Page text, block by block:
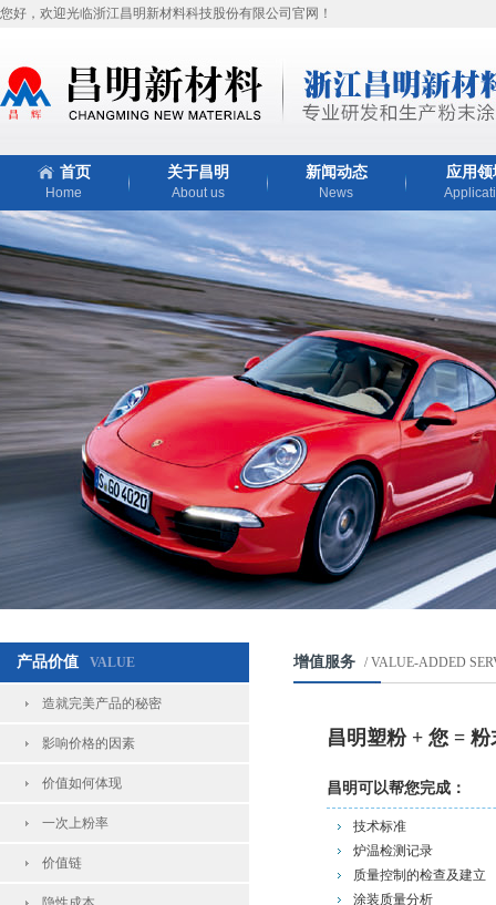
您好，欢迎光临浙江昌明新材料科技股份有限公司官网！
首页
Home
关于昌明
About us
新闻动态
News
应用领
产品价值 VALUE
造就完美产品的秘密
影响价格的因素
价值如何体现
一次上粉率
价值链
增值服务 / VALUE-ADDED
昌明塑粉 + 您 =
昌明可以帮您完成：
技术标准
炉温检测记录
质量控制的检查及建立
涂装质量分析